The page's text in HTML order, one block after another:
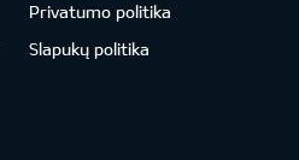
Privatumo politika
Slapukų politika